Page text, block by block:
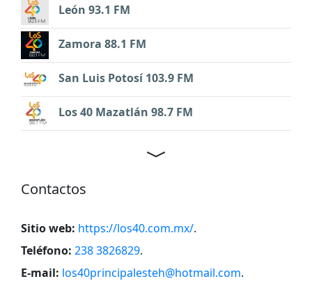
León 93.1 FM
Zamora 88.1 FM
San Luis Potosí 103.9 FM
Los 40 Mazatlán 98.7 FM
Contactos
Sitio web: https://los40.com.mx/.
Teléfono: 238 3826829.
E-mail: los40principalesteh@hotmail.com.